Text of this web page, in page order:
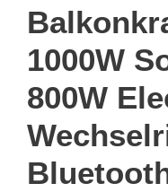
1000W
800W